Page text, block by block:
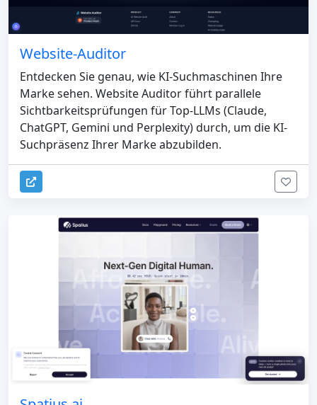
Website-Auditor
Entdecken Sie genau, wie KI-Suchmaschinen Ihre
Marke sehen. Website Auditor führt parallele
Sichtbarkeitsprüfungen für Top-LLMs (Claude,
ChatGPT, Gemini und Perplexity) durch, um die KI-
Suchpräsenz Ihrer Marke abzubilden.